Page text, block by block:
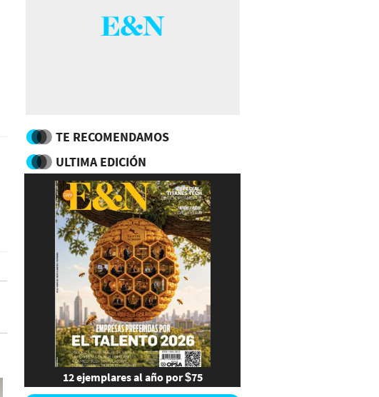
TE RECOMENDAMOS
ULTIMA EDICIÓN
12 ejemplares al año por $75